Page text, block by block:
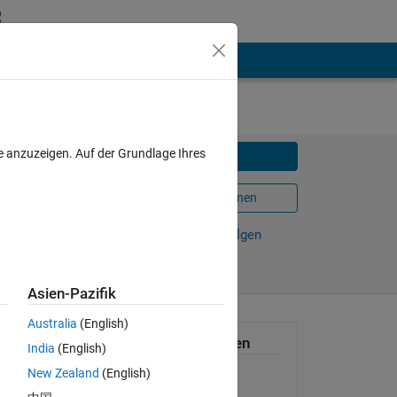
Herunterladen
In MATLAB Online öffnen
Verfolgen
Allgemeine Informationen
Version 1.1.0.0
Auf der Grundlage Ihres
Asien-Pazifik
Australia (English)
India (English)
New Zealand (English)